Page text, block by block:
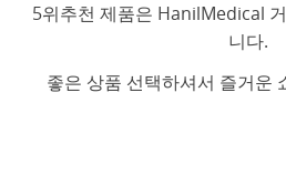
5위추천 제품은 HanilMedical
니다.
좋은 상품 선택하셔서 즐거운